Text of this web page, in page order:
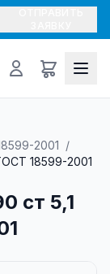
2001 /
18599-2001
ст 5,1